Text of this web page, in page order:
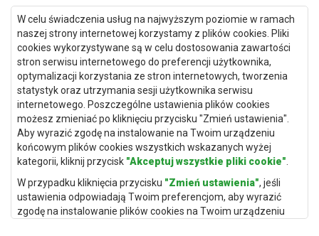
W celu świadczenia usług na najwyższym poziomie w ramach
naszej strony internetowej korzystamy z plików cookies. Pliki
cookies wykorzystywane są w celu dostosowania zawartości
stron serwisu internetowego do preferencji użytkownika,
optymalizacji korzystania ze stron internetowych, tworzenia
statystyk oraz utrzymania sesji użytkownika serwisu
internetowego. Poszczególne ustawienia plików cookies
możesz zmieniać po kliknięciu przycisku "Zmień ustawienia".
Aby wyrazić zgodę na instalowanie na Twoim urządzeniu
końcowym plików cookies wszystkich wskazanych wyżej
kategorii, kliknij przycisk "Akceptuj wszystkie pliki cookie"
W przypadku kliknięcia przycisku "Zmień ustawienia", jeśli
ustawienia odpowiadają Twoim preferencjom, aby wyrazić
zgodę na instalowanie plików cookies na Twoim urządzeniu
Dywany Gdańsk
Dywany Toruń
Dywany Bydgoszcz
Dywany Łódź
Dywany Katowice
Dywany Rzeszów
Dywany Częstochowa